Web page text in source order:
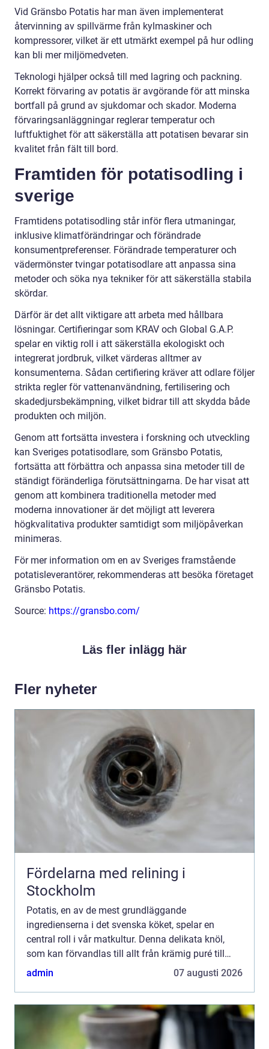
Vid Gränsbo Potatis har man även implementerat
återvinning av spillvärme från kylmaskiner och
kompressorer, vilket är ett utmärkt exempel på hur odling
kan bli mer miljömedveten.
Teknologi hjälper också till med lagring och packning.
Korrekt förvaring av potatis är avgörande för att minska
bortfall på grund av sjukdomar och skador. Moderna
förvaringsanläggningar reglerar temperatur och
luftfuktighet för att säkerställa att potatisen bevarar sin
kvalitet från fält till bord.
Framtiden för potatisodling i
sverige
Framtidens potatisodling står inför flera utmaningar,
inklusive klimatförändringar och förändrade
konsumentpreferenser. Förändrade temperaturer och
vädermönster tvingar potatisodlare att anpassa sina
metoder och söka nya tekniker för att säkerställa stabila
skördar.
Därför är det allt viktigare att arbeta med hållbara
lösningar. Certifieringar som KRAV och Global G.A.P.
spelar en viktig roll i att säkerställa ekologiskt och
integrerat jordbruk, vilket värderas alltmer av
konsumenterna. Sådan certifiering kräver att odlare följer
strikta regler för vattenanvändning, fertilisering och
skadedjursbekämpning, vilket bidrar till att skydda både
produkten och miljön.
Genom att fortsätta investera i forskning och utveckling
kan Sveriges potatisodlare, som Gränsbo Potatis,
fortsätta att förbättra och anpassa sina metoder till de
ständigt föränderliga förutsättningarna. De har visat att
genom att kombinera traditionella metoder med
moderna innovationer är det möjligt att leverera
högkvalitativa produkter samtidigt som miljöpåverkan
minimeras.
För mer information om en av Sveriges framstående
potatisleverantörer, rekommenderas att besöka företaget
Gränsbo Potatis.
Source: https://gransbo.com/
Läs fler inlägg här
Fler nyheter
Fördelarna med relining i
Stockholm
Potatis, en av de mest grundläggande
ingredienserna i det svenska köket, spelar en
central roll i vår matkultur. Denna delikata knöl,
som kan förvandlas till allt från krämig puré till
krispiga chips, kr&au...
admin 07 augusti 2026